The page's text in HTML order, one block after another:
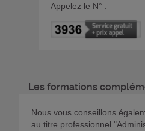
Appelez le N° :
Les formations
Nous vous conseillons
au titre professionnel